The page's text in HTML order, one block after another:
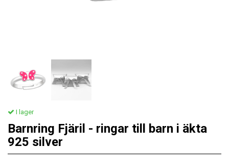
I lager
Barnring Fjäril - ringar till barn i äkta
925 silver